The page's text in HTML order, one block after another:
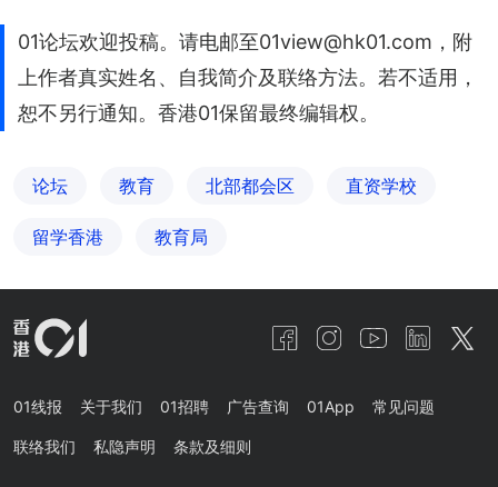
01论坛欢迎投稿。请电邮至01view@hk01.com，附
上作者真实姓名、自我简介及联络方法。若不适用，
恕不另行通知。香港01保留最终编辑权。
论坛 教育 北部都会区 直资学校
留学香港 教育局
01线报 关于我们 01招聘 广告查询 01App 常见问题
联络我们 私隐声明 条款及细则